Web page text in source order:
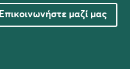
Επικοινωνήστε μαζί μας